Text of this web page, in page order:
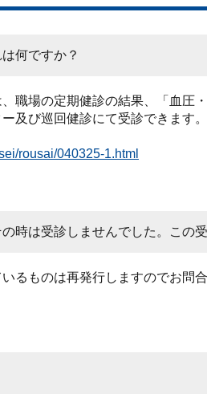
何ですか？
職場の定期健診の結果、「血圧
及び巡回健診にて受診できます
rousai/040325-1.html
時は受診しませんでした。この
るものは再発行しますのでお問合